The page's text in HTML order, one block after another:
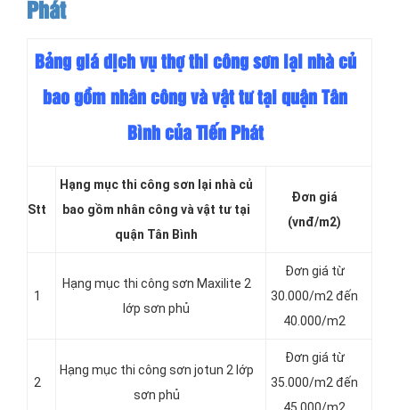
Phát
Bảng giá dịch vụ thợ thi công sơn lại nhà củ
bao gồm nhân công và vật tư tại quận Tân
Bình của Tiến Phát
Stt
Hạng mục thi công sơn lại nhà củ
bao gồm nhân công và vật tư tại
quận Tân Bình
Đơn giá
(vnđ/m2)
1
Hạng mục thi công sơn Maxilite 2
lớp sơn phủ
Đơn giá từ
30.000/m2 đến
40.000/m2
2
Hạng mục thi công sơn jotun 2 lớp
sơn phủ
Đơn giá từ
35.000/m2 đến